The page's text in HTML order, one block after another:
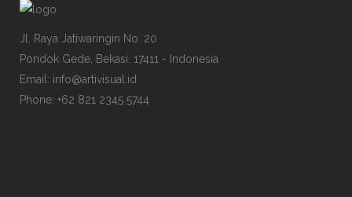
Jl. Raya Jatiwaringin No. 20
Pondok Gede, Bekasi. 17411 - Indonesia
Email: info@artivisual.id
Phone: +62 821 2345 5744